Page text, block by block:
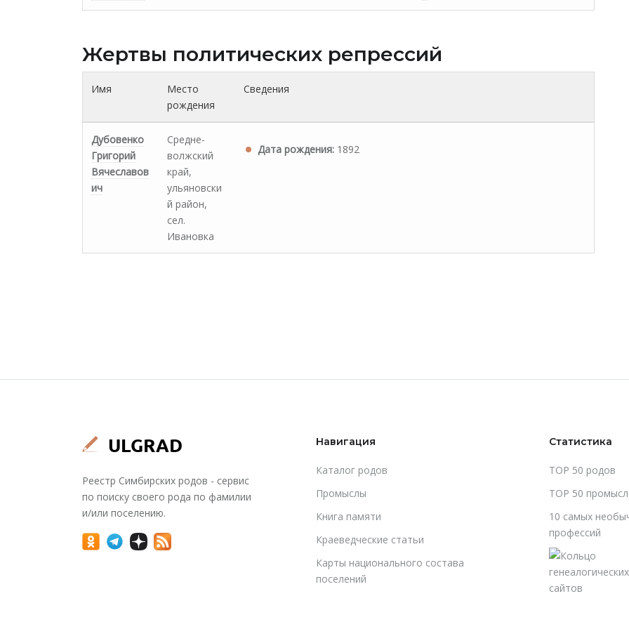
Жертвы политических репрессий
Имя
Место
рождения
Сведения
Дубовенко
Григорий
Вячеславов
ич
Средне-
волжский
край,
ульяновски
й район,
сел.
Ивановка
Дата рождения: 1892
Реестр Симбирских родов - сервис
по поиску своего рода по фамилии
и/или поселению.
Навигация
Каталог родов
Промыслы
Книга памяти
Краеведческие статьи
Карты национального состава
поселений
Статистика
TOP 50 родов
TOP 50
10 самых
профессий